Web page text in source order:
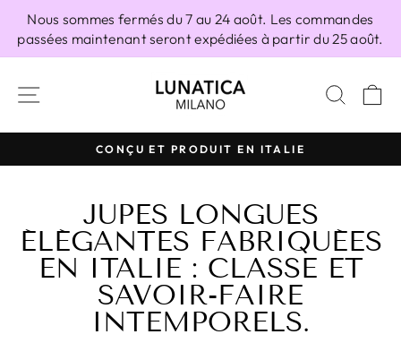
contenu
Nous sommes fermés du 7 au 24 août. Les commandes
passées maintenant seront expédiées à partir du 25 août.
Diaporama
100% FABRIQUÉ EN ITALIE
JUPES LONGUES
ÉLÉGANTES FABRIQUÉES
EN ITALIE : CLASSE ET
SAVOIR-FAIRE
INTEMPORELS.